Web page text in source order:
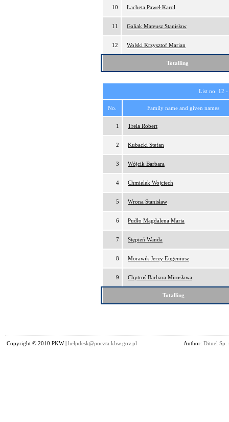
10 Łacheta Paweł Karol
11 Galiak Mateusz Stanisław
12 Wolski Krzysztof Marian
Totalling
List no. 12 -
No. Family name and given names
1 Trela Robert
2 Kubacki Stefan
3 Wójcik Barbara
4 Chmielek Wojciech
5 Wrona Stanisław
6 Pudło Magdalena Maria
7 Stępień Wanda
8 Morawik Jerzy Eugeniusz
9 Chytroś Barbara Mirosława
Totalling
Copyright © 2010 PKW | helpdesk@poczta.kbw.gov.pl Author: Dituel Sp.